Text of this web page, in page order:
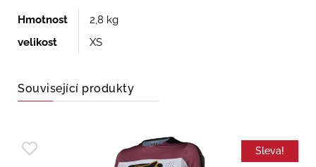
Hmotnost
2,8 kg
velikost
XS
Související produkty
Sleva!